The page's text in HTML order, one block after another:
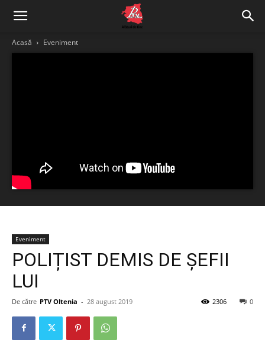
Acasă Eveniment
Eveniment
POLIȚIST DEMIS DE ȘEFII
LUI
De către PTV Oltenia - 28 august 2019 0
2306